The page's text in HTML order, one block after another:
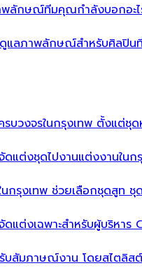
ลักษณ์ทีมคุณกำลังบอกอะไ
ดูแลภาพลักษณ์สำหรับศิลปินที่
รบวงจรในกรุงเทพ ตั้งแต่
ดแต่งชุดไปงานแต่งงานในก
นกรุงเทพ ช่วยเลือกชุดสูท ชุ
ดแต่งเฉพาะสำหรับผู้บริหาร
บสัมภาษณ์งาน โดยสไตลิส